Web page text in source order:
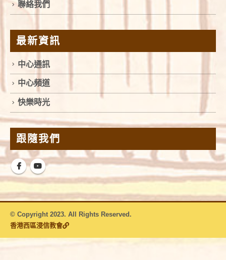
聯絡我們
最新資訊
中心通訊
中心頻道
快樂時光
跟隨我們
© Copyright 2023. All Rights Reserved.
香港西區浸信教會